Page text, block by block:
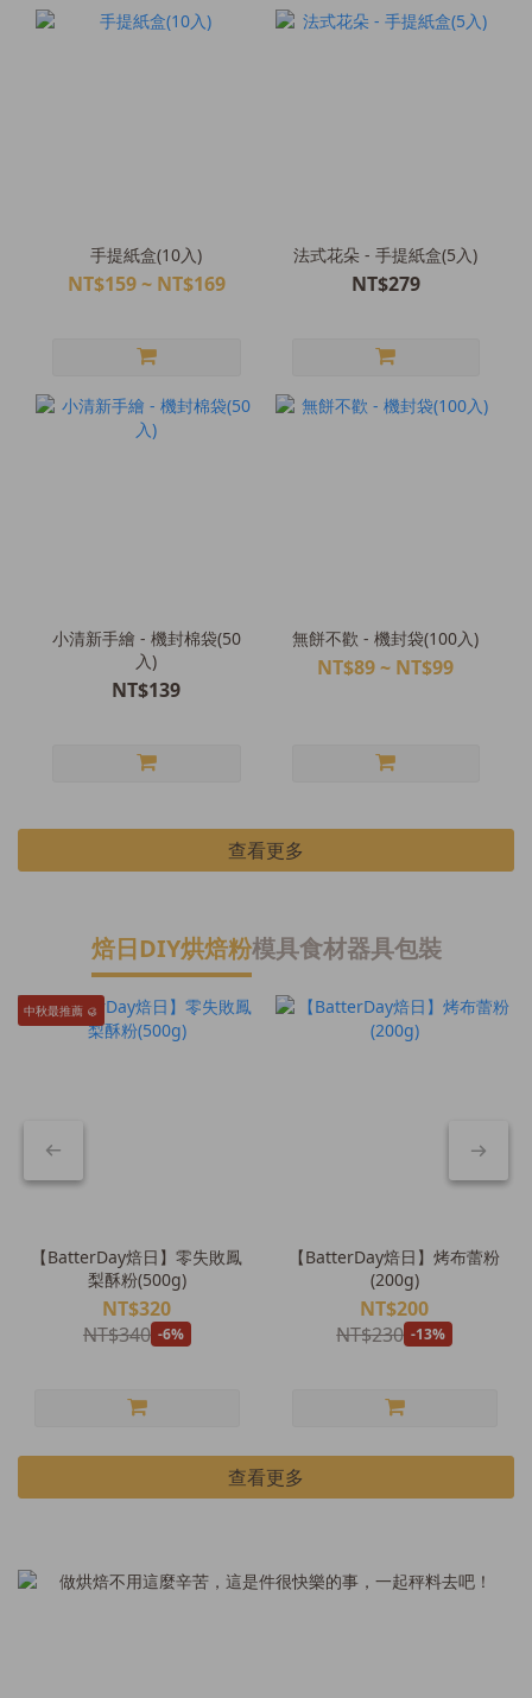
手提紙盒(10入)
NT$159 ~ NT$169
法式花朵 - 手提紙盒(5入)
NT$279
小清新手繪 - 機封棉袋(50
入)
NT$139
無餅不歡 - 機封袋(100入)
NT$89 ~ NT$99
查看更多
焙日DIY烘焙粉模具食材器具包裝
中秋最推薦 🥮
【BatterDay焙日】零失敗鳳
梨酥粉(500g)
NT$320
NT$340 -6%
【BatterDay焙日】烤布蕾粉
(200g)
NT$200
NT$230 -13%
查看更多